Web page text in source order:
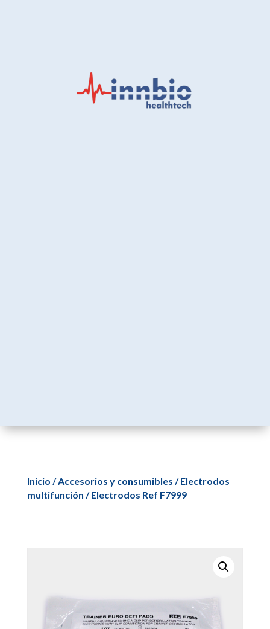
Inicio /Accesorios y consumibles /Electrodos
multifunción / Electrodos Ref F7999